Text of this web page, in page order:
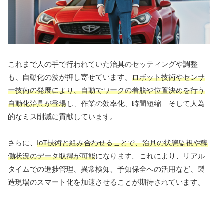
これまで人の手で行われていた治具のセッティングや調整
も、自動化の波が押し寄せています。 ロボット技術やセンサ
ー技術の発展により、自動でワークの着脱や位置決めを行う
自動化治具が登場し、作業の効率化、時間短縮、そして人為
的なミス削減に貢献しています。
さらに、 IoT技術と組み合わせることで、治具の状態監視や稼
働状況のデータ取得が可能になります。これにより、リアル
タイムでの進捗管理、異常検知、予知保全への活用など、製
造現場のスマート化を加速させることが期待されています。